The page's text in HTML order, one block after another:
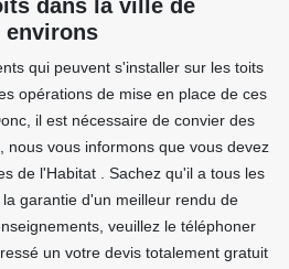
dans la ville de
environs
qui peuvent s'installer sur les toits
opérations de mise en place de ces
il est nécessaire de convier des
nous vous informons que vous devez
de l'Habitat . Sachez qu'il a tous les
garantie d'un meilleur rendu de
veuillez le téléphoner
un votre devis totalement gratuit